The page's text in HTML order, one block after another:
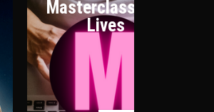
Masterclasses e
Lives